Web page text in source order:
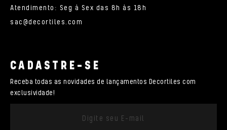
Atendimento: Seg à Sex das 8h às 18h
sac@decortiles.com
CADASTRE-SE
Receba todas as novidades de lançamentos Decortiles com
exclusividade!